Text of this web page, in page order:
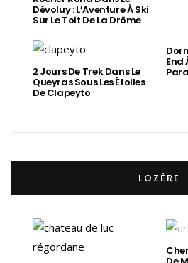
Dévoluy : L’Aventure À Ski
Sur Le Toit De La Drôme
2 Jours De Trek Dans Le
Queyras Sous Les Étoiles
De Clapeyto
End
LOZÈRE